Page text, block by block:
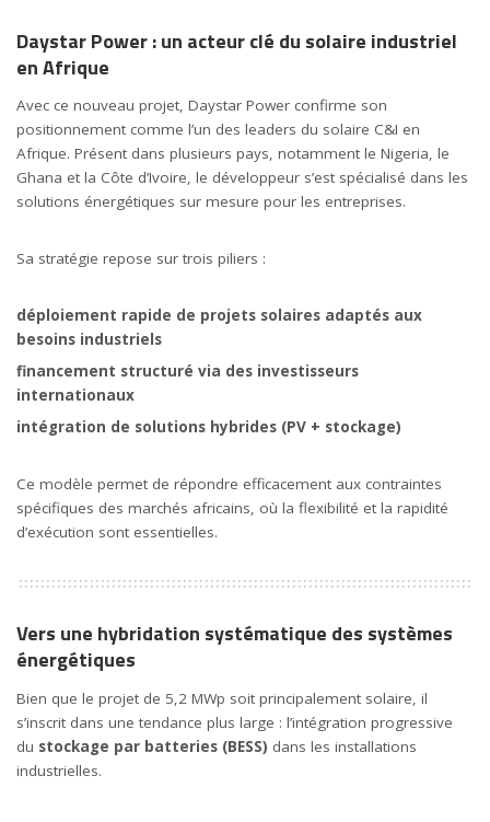
Daystar Power : un acteur clé du solaire industriel
en Afrique
Avec ce nouveau projet, Daystar Power confirme son
positionnement comme l’un des leaders du solaire C&I en
Afrique. Présent dans plusieurs pays, notamment le Nigeria, le
Ghana et la Côte d’Ivoire, le développeur s’est spécialisé dans les
solutions énergétiques sur mesure pour les entreprises.
Sa stratégie repose sur trois piliers :
déploiement rapide de projets solaires adaptés aux
besoins industriels
financement structuré via des investisseurs
internationaux
intégration de solutions hybrides (PV + stockage)
Ce modèle permet de répondre efficacement aux contraintes
spécifiques des marchés africains, où la flexibilité et la rapidité
d’exécution sont essentielles.
Vers une hybridation systématique des systèmes
énergétiques
Bien que le projet de 5,2 MWp soit principalement solaire, il
s’inscrit dans une tendance plus large : l’intégration progressive
du stockage par batteries (BESS) dans les installations
industrielles.